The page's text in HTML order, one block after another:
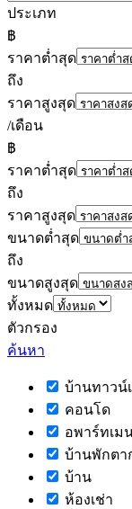
ประเภท
฿
ราคาต่ำสุด
ถึง
ราคาสูงสุด
/เดือน
฿
ราคาต่ำสุด
ถึง
ราคาสูงสุด
ขนาดต่ำสุด
ถึง
ขนาดสูงสุด
ทั้งหมด
ตัวกรอง
ค้นหา
บ้านทาวน์
คอนโด
อพาร์ทเม
บ้านพักตา
บ้าน
ห้องเช่า